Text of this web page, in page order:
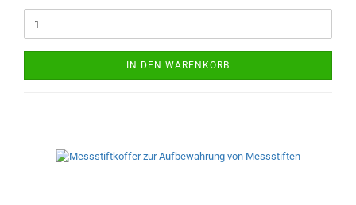
IN DEN WARENKORB